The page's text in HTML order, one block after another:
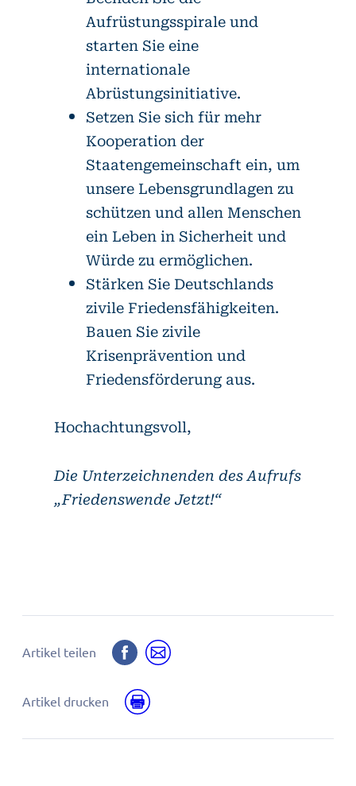
Aufrüstungsspirale und
starten Sie eine
internationale
Abrüstungsinitiative.
Setzen Sie sich für mehr
Kooperation der
Staatengemeinschaft ein, um
unsere Lebensgrundlagen zu
schützen und allen Menschen
ein Leben in Sicherheit und
Würde zu ermöglichen.
Stärken Sie Deutschlands
zivile Friedensfähigkeiten.
Bauen Sie zivile
Krisenprävention und
Friedensförderung aus.
Hochachtungsvoll,
Die Unterzeichnenden des Aufrufs
„Friedenswende Jetzt!“
Artikel teilen
Auf
teilen
Per
Mail
Artikel drucken Drucken